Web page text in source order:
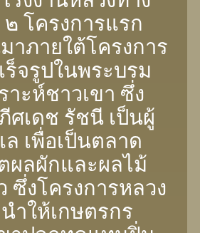
โครงการแรก
าภายใต้โครงการ
ร็จรูปในพระบรม
าะห์ชาวเขา ซึ่ง
ศเดช รัชนี เป็นผู้
เพื่อเป็นตลาด
ผลผักและผลไม้
ซึ่งโครงการหลวง
าให้เกษตรกร